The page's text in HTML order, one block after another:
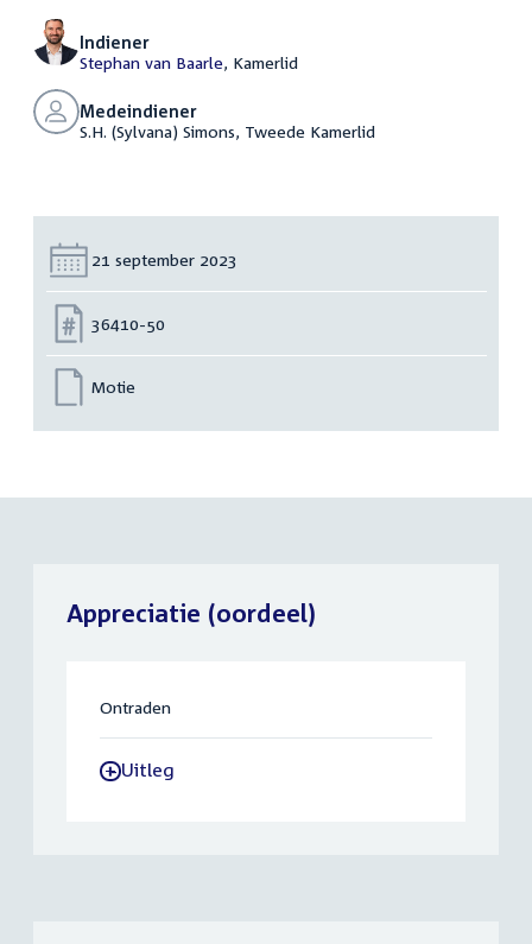
Indiener
Stephan van Baarle, Kamerlid
Medeindiener
S.H. (Sylvana) Simons, Tweede Kamerlid
Datum:
21 september 2023
Nummer:
36410-50
Motie
Appreciatie (oordeel)
Ontraden
-Uitleg